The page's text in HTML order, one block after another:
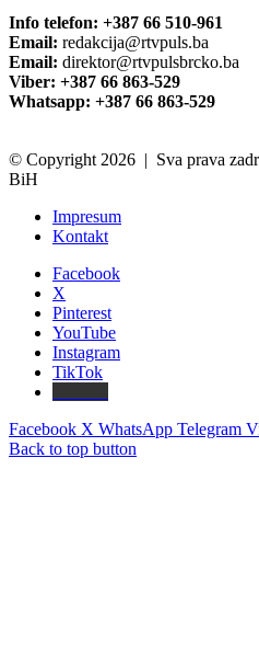
Info telefon: +387 66 510-961
Email: redakcija@rtvpuls.ba
Email: direktor@rtvpulsbrcko.ba
Viber: +387 66 863-529
Whatsapp: +387 66 863-529
© Copyright 2026 | Sva prava
BiH
Impresum
Kontakt
Facebook
X
Pinterest
YouTube
Instagram
TikTok
Facebook X WhatsApp Telegram
Back to top button